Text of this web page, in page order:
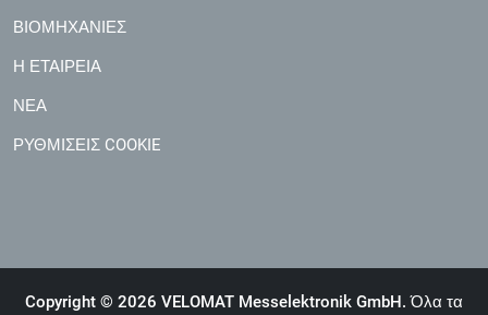
ΒΙΟΜΗΧΑΝΊΕΣ
Η ΕΤΑΙΡΕΊΑ
ΝΈΑ
ΡΥΘΜΊΣΕΙΣ COOKIE
Copyright © 2026 VELOMAT Messelektronik GmbH. Όλα τα